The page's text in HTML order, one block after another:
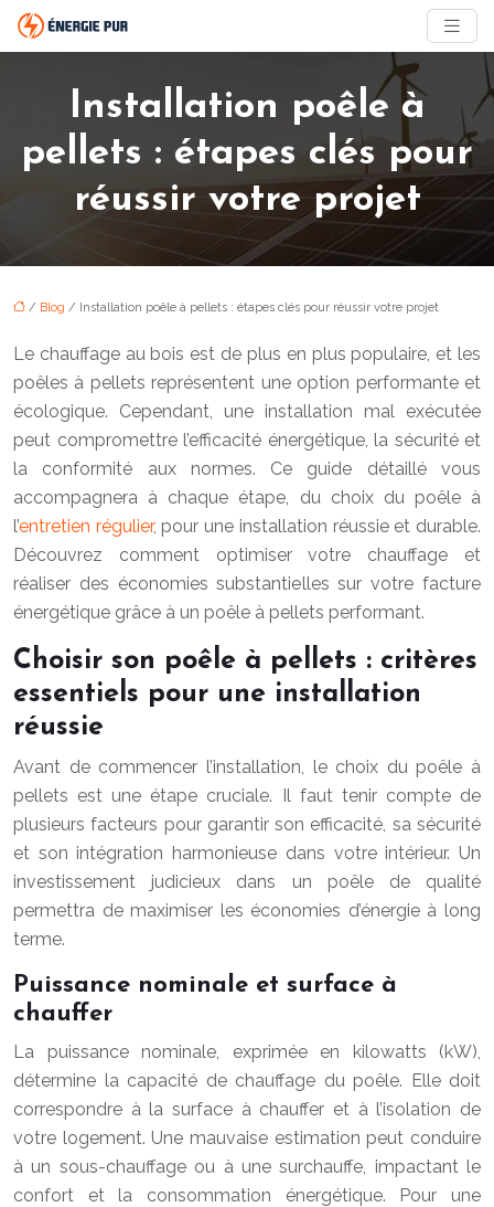
Installation poêle à
pellets : étapes clés pour
réussir votre projet
/ Blog / Installation poêle à pellets : étapes clés pour réussir votre projet
Le chauffage au bois est de plus en plus populaire, et les
poêles à pellets représentent une option performante et
écologique. Cependant, une installation mal exécutée
peut compromettre l’efficacité énergétique, la sécurité et
la conformité aux normes. Ce guide détaillé vous
accompagnera à chaque étape, du choix du poêle à
l’entretien régulier, pour une installation réussie et durable.
Découvrez comment optimiser votre chauffage et
réaliser des économies substantielles sur votre facture
énergétique grâce à un poêle à pellets performant.
Choisir son poêle à pellets : critères
essentiels pour une installation
réussie
Avant de commencer l’installation, le choix du poêle à
pellets est une étape cruciale. Il faut tenir compte de
plusieurs facteurs pour garantir son efficacité, sa sécurité
et son intégration harmonieuse dans votre intérieur. Un
investissement judicieux dans un poêle de qualité
permettra de maximiser les économies d’énergie à long
terme.
Puissance nominale et surface à
chauffer
La puissance nominale, exprimée en kilowatts (kW),
détermine la capacité de chauffage du poêle. Elle doit
correspondre à la surface à chauffer et à l’isolation de
votre logement. Une mauvaise estimation peut conduire
à un sous-chauffage ou à une surchauffe, impactant le
confort et la consommation énergétique. Pour une